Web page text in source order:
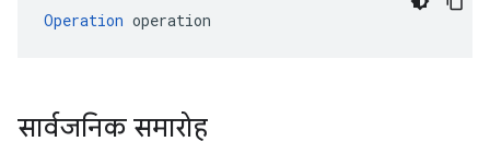
Operation operation
सार्वजनिक समारोह